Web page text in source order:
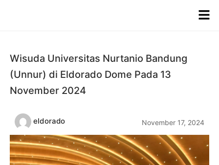
Wisuda Universitas Nurtanio Bandung
(Unnur) di Eldorado Dome Pada 13
November 2024
eldorado November 17, 2024